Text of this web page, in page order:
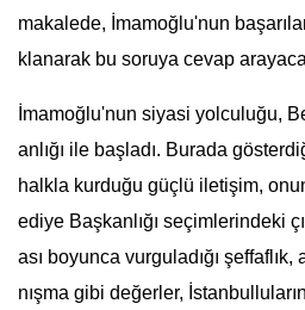
makalede, İmamoğlu'nun
klanarak bu soruya cevap
İmamoğlu'nun siyasi yolculuğu,
anlığı ile başladı. Burada
halkla kurduğu güçlü iletişim,
ediye Başkanlığı seçimlerindeki
ası boyunca vurguladığı
nışma gibi değerler,